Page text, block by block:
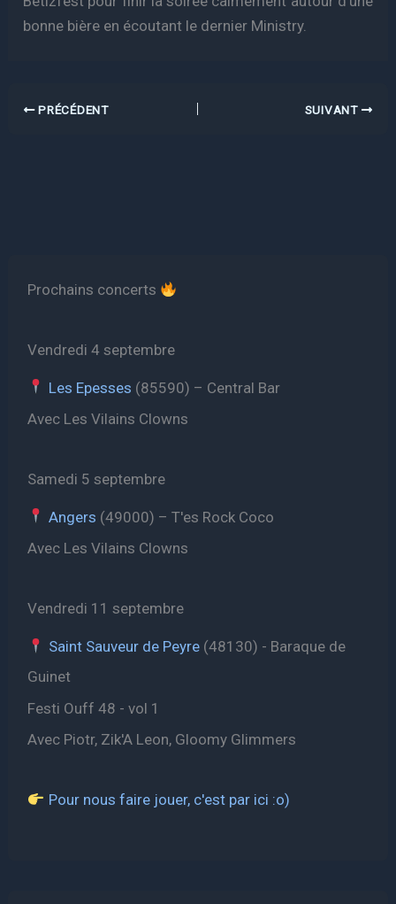
bonne bière en écoutant le dernier Ministry.
PRÉCÉDENT SUIVANT
Prochains concerts
Vendredi 4 septembre
Les Epesses (85590) – Central Bar
Avec Les Vilains Clowns
Samedi 5 septembre
Angers (49000) – T'es Rock Coco
Avec Les Vilains Clowns
Vendredi 11 septembre
Saint Sauveur de Peyre(48130) - Baraque de
Guinet
Festi Ouff 48 - vol 1
Avec Piotr, Zik'A Leon, Gloomy Glimmers
Pour nous faire jouer, c'est par ici :o)